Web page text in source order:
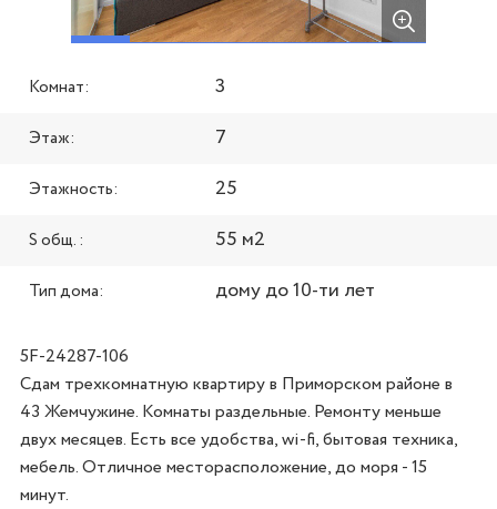
Комнат: 3
Этаж: 7
Этажность: 25
S общ. : 55 м2
Тип дома: дому до 10-ти лет
5F-24287-106
Сдам трехкомнатную квартиру в Приморском районе в
43 Жемчужине. Комнаты раздельные. Ремонту меньше
двух месяцев. Есть все удобства, wi-fi, бытовая техника,
мебель. Отличное месторасположение, до моря - 15
минут.